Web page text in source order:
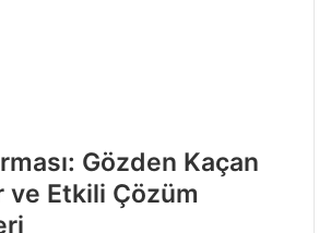
Gözden Kaçan
ve Etkili Çözüm